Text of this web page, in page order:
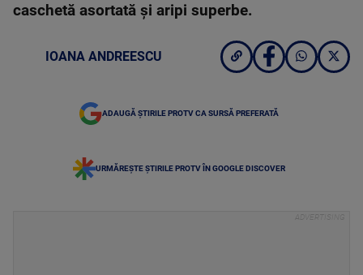
caschetă asortată și aripi superbe.
IOANA ANDREESCU
ADAUGĂ ȘTIRILE PROTV CA SURSĂ PREFERATĂ
URMĂREȘTE ȘTIRILE PROTV ÎN GOOGLE DISCOVER